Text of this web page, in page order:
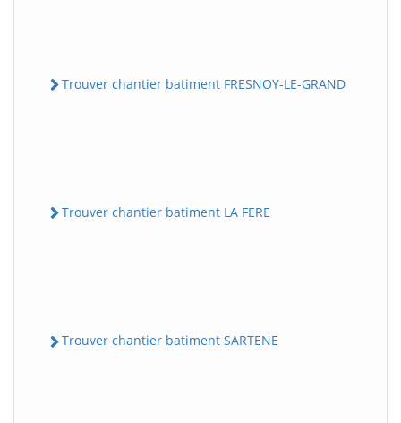
Trouver chantier batiment FRESNOY-LE-GRAND
Trouver chantier batiment LA FERE
Trouver chantier batiment SARTENE